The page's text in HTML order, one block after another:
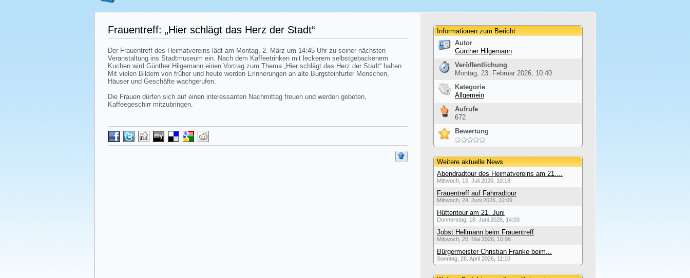
Frauentreff: „Hier schlägt das Herz der Stadt“
Der Frauentreff des Heimatvereins lädt am Montag, 2. März um 14:45 Uhr zu seiner nächsten
Veranstaltung ins Stadtmuseum ein. Nach dem Kaffeetrinken mit leckerem selbstgebackenem
Kuchen wird Günther Hilgemann einen Vortrag zum Thema „Hier schlägt das Herz der Stadt“ halten.
Mit vielen Bildern von früher und heute werden Erinnerungen an alte Burgsteinfurter Menschen,
Häuser und Geschäfte wachgerufen.
Die Frauen dürfen sich auf einen interessanten Nachmittag freuen und werden gebeten,
Kaffeegeschirr mitzubringen.
Informationen zum Bericht
Autor
Günther Hilgemann
Veröffentlichung
Montag, 23. Februar 2026, 10:40
Kategorie
Allgemein
Aufrufe
672
Bewertung
Weitere aktuelle News
Abendradtour des Heimatvereins am 21....
Mittwoch, 15. Juli 2026, 10:18
Frauentreff auf Fahrradtour
Mittwoch, 24. Juni 2026, 22:09
Hüttentour am 21. Juni
Donnerstag, 18. Juni 2026, 14:03
Jobst Hellmann beim Frauentreff
Mittwoch, 20. Mai 2026, 10:06
Bürgermeister Christian Franke beim...
Sonntag, 26. April 2026, 11:10